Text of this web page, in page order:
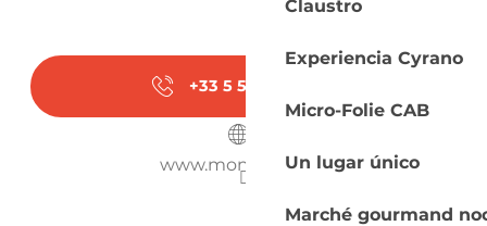
Claustro
Experiencia Cyrano
Micro-Folie CAB
Un lugar único
Marché gourmand
+33 5 53 58 30
www.monbazillac.fr